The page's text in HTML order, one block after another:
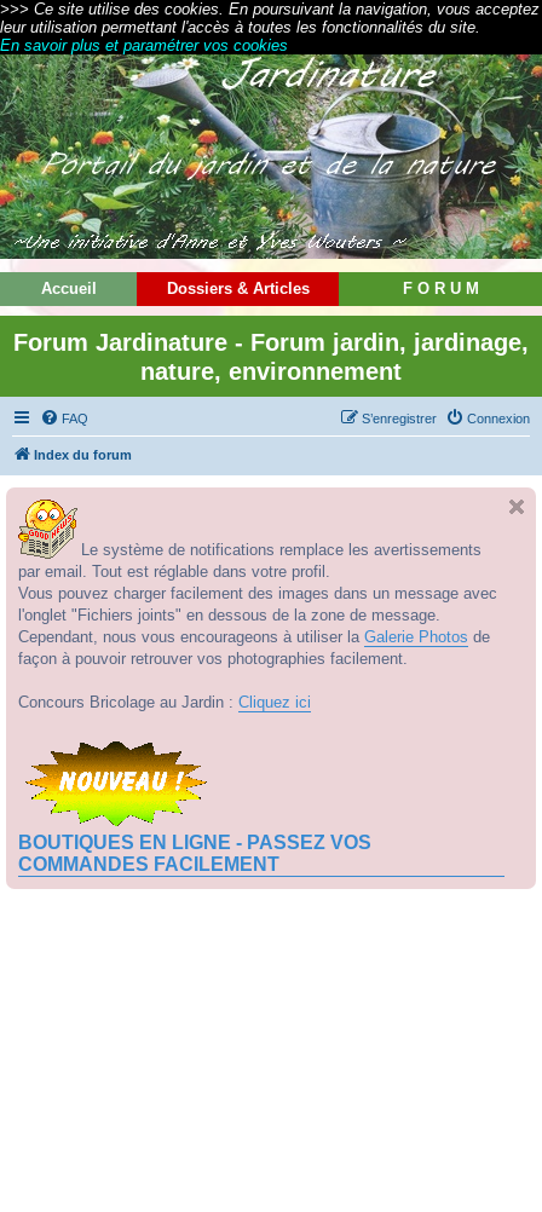
>>> Ce site utilise des cookies. En poursuivant la navigation, vous acceptez
leur utilisation permettant l'accès à toutes les fonctionnalités du site.
En savoir plus et paramétrer vos cookies
Accueil Dossiers & Articles F O R U M
Forum Jardinature - Forum jardin, jardinage,
nature, environnement
FAQ Connexion
S’enregistrer
Index du forum
Le système de notifications remplace les avertissements
par email. Tout est réglable dans votre profil.
Vous pouvez charger facilement des images dans un message avec
l'onglet "Fichiers joints" en dessous de la zone de message.
Cependant, nous vous encourageons à utiliser la Galerie Photos de
façon à pouvoir retrouver vos photographies facilement.
Concours Bricolage au Jardin : Cliquez ici
BOUTIQUES EN LIGNE - PASSEZ VOS
COMMANDES FACILEMENT